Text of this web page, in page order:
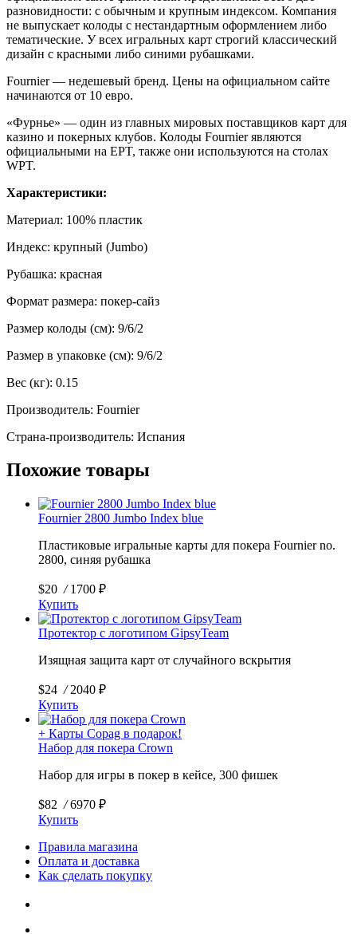
разновидности: с обычным и крупным индексом. Компания
не выпускает колоды с нестандартным оформлением либо
тематические. У всех игральных карт строгий классический
дизайн с красными либо синими рубашками.
Fournier — недешевый бренд. Цены на официальном сайте
начинаются от 10 евро.
«Фурнье» — один из главных мировых поставщиков карт для
казино и покерных клубов. Колоды Fournier являются
официальными на EPT, также они используются на столах
WPT.
Характеристики:
Материал: 100% пластик
Индекс: крупный (Jumbo)
Рубашка: красная
Формат размера: покер-сайз
Размер колоды (см): 9/6/2
Размер в упаковке (см): 9/6/2
Вес (кг): 0.15
Производитель: Fournier
Страна-производитель: Испания
Похожие товары
Fournier 2800 Jumbo Index blue
Пластиковые игральные карты для покера Fournier no.
2800, синяя рубашка
$20 /1700 ₽
Купить
Протектор с логотипом GipsyTeam
Изящная защита карт от случайного вскрытия
$24 /2040 ₽
Купить
+ Карты Copag в подарок!
Набор для покера Crown
Набор для игры в покер в кейсе, 300 фишек
$82 /6970 ₽
Купить
Правила магазина
Оплата и доставка
Как сделать покупку